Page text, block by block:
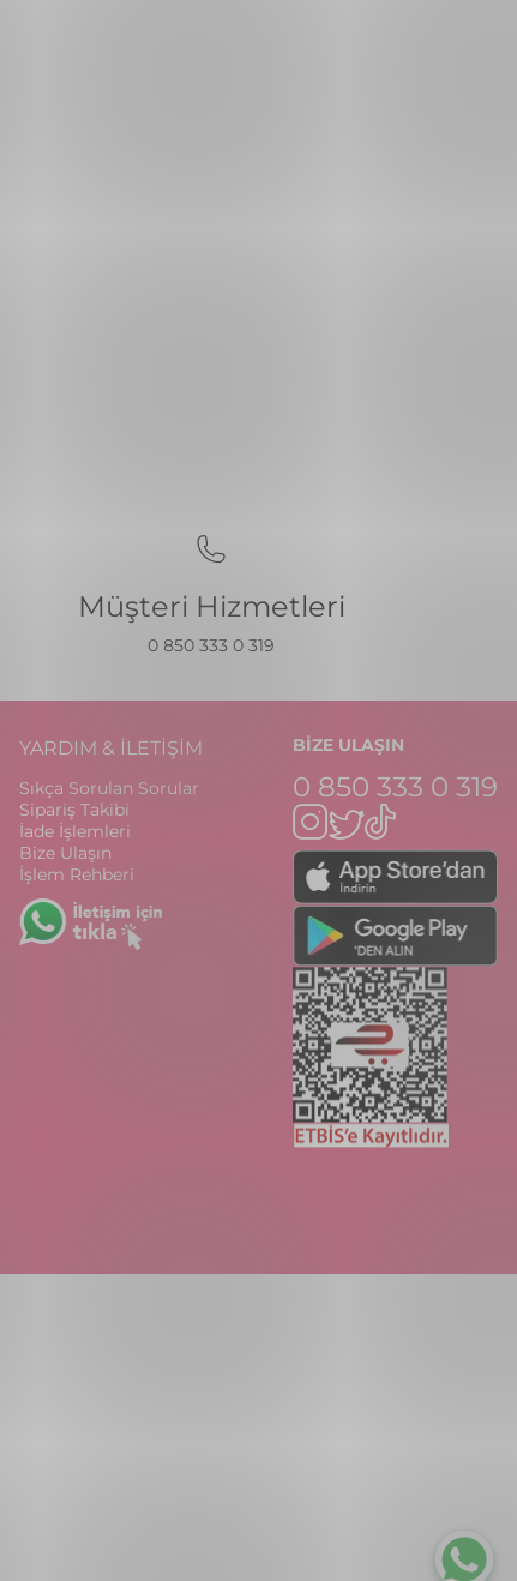
Müşteri Hizmetleri
0 850 333 0 319
YARDIM & İLETİŞİM
Sıkça Sorulan Sorular
Sipariş Takibi
İade İşlemleri
Bize Ulaşın
İşlem Rehberi
BİZE ULAŞIN
0 850 333 0 319